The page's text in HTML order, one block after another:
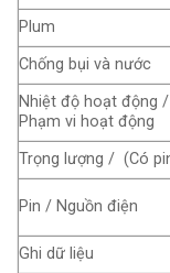
Plum
Chống bụi và nước
Nhiệt độ hoạt động /
Phạm vi hoạt động
Trọng lượng / (Có
Pin / Nguồn điện
Ghi dữ liệu